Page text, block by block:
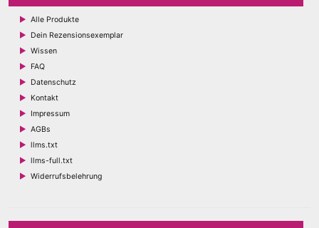
Alle Produkte
Dein Rezensionsexemplar
Wissen
FAQ
Datenschutz
Kontakt
Impressum
AGBs
llms.txt
llms-full.txt
Widerrufsbelehrung